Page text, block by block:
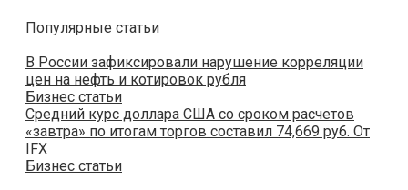
Популярные статьи
В России зафиксировали нарушение корреляции
цен на нефть и котировок рубля
Бизнес статьи
Средний курс доллара США со сроком расчетов
«завтра» по итогам торгов составил 74,669 руб. От
IFX
Бизнес статьи